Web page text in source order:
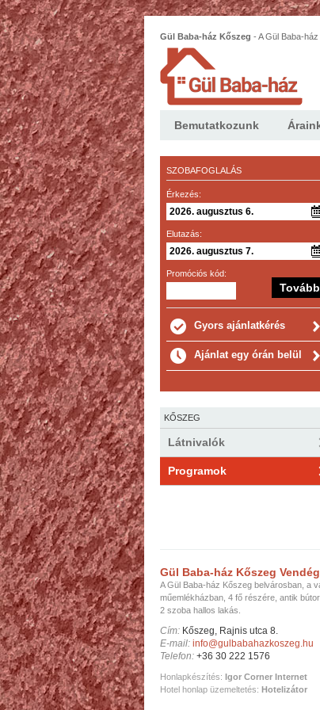
Gül Baba-ház Kőszeg - A Gül Baba-
bútorokkal berendezett, 2 szoba hallos
Bemutatkozunk
SZOBAFOGLALÁS
Érkezés:
Elutazás:
Promóciós kód:
Gyors ajánlatkérés
Ajánlat egy órán belül
KŐSZEG
Látnivalók
Programok
Gül Baba-ház Kőszeg
A Gül Baba-ház Kőszeg belvárosban, a
műemlékházban, 4 fő részére, antik
2 szoba hallos lakás.
Cím: Kőszeg, Rajnis utca 8.
E-mail: info@gulbabahazkoszeg.hu
Telefon: +36 30 222 1576
Honlapkészítés: Igor Corner Internet
Hotel honlap üzemeltetés: Hotelizátor